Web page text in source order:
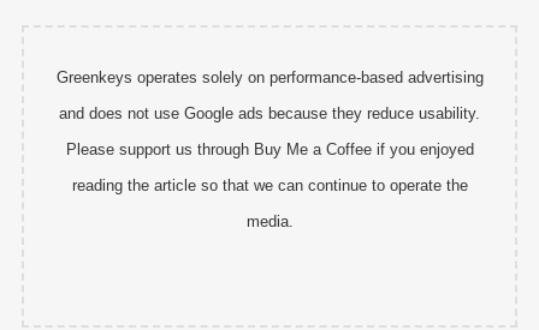
Greenkeys operates solely on performance-based advertising
and does not use Google ads because they reduce usability.
Please support us through Buy Me a Coffee if you enjoyed
reading the article so that we can continue to operate the
media.